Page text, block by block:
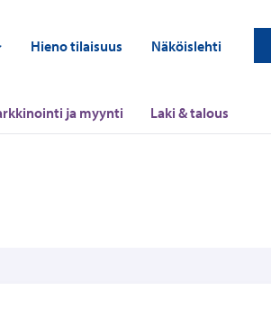
Hieno tilaisuus Näköislehti
ja myynti Laki & talous